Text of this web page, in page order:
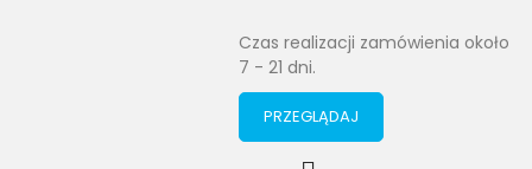
Czas realizacji zamówienia około
7 - 21 dni.
PRZEGLĄDAJ